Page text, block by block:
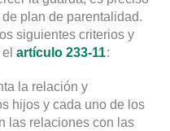
plan de parentalidad.
siguientes criterios y
artículo 233-11:
la relación y
hijos y cada uno de los
las relaciones con las